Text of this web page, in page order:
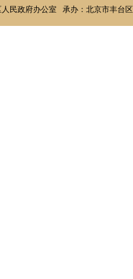
人民政府办公室 承办：北京市丰台